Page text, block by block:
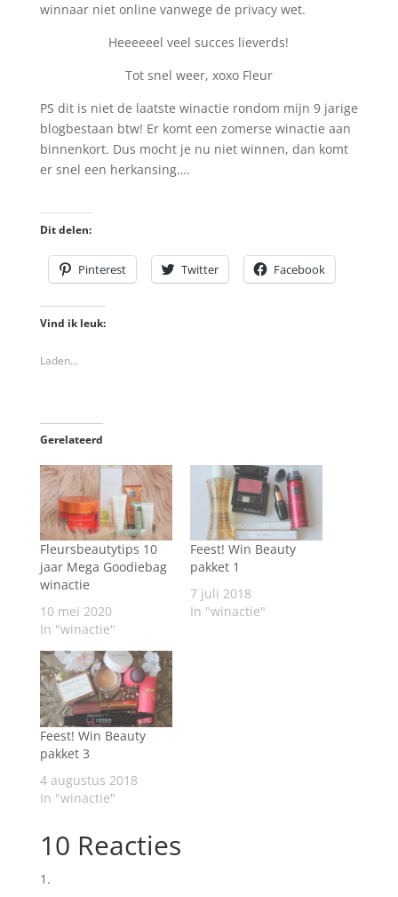
winnaar niet online vanwege de privacy wet.
Heeeeeel veel succes lieverds!
Tot snel weer, xoxo Fleur
PS dit is niet de laatste winactie rondom mijn 9 jarige
blogbestaan btw! Er komt een zomerse winactie aan
binnenkort. Dus mocht je nu niet winnen, dan komt
er snel een herkansing….
Dit delen:
Pinterest Twitter Facebook
Vind ik leuk:
Laden...
Gerelateerd
Fleursbeautytips 10
jaar Mega Goodiebag
winactie
10 mei 2020
In "winactie"
Feest! Win Beauty
pakket 1
7 juli 2018
In "winactie"
Feest! Win Beauty
pakket 3
4 augustus 2018
In "winactie"
10 Reacties